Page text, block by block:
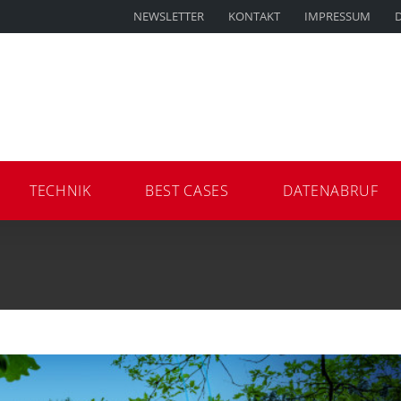
NEWSLETTER KONTAKT IMPRESSUM
TECHNIK BEST CASES DATENABRUF